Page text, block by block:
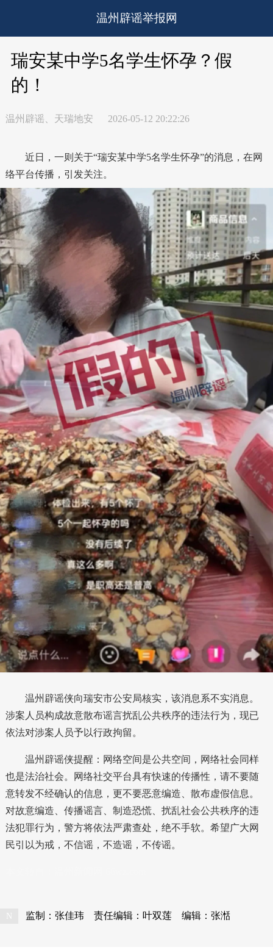
温州辟谣举报网
瑞安某中学5名学生怀孕？假
的！
温州辟谣、天瑞地安 2026-05-12 20:22:26
近日，一则关于“瑞安某中学5名学生怀孕”的消息，在网
络平台传播，引发关注。
温州辟谣侠向瑞安市公安局核实， 该消息系不实消息 。
涉案人员构成故意散布谣言扰乱公共秩序的违法行为，现已
依法对涉案人员予以行政拘留。
温州辟谣侠提醒：网络空间是公共空间，网络社会同样
也是法治社会。网络社交平台具有快速的传播性，请不要随
意转发不经确认的信息，更不要恶意编造、散布虚假信息。
对故意编造、传播谣言、制造恐慌、扰乱社会公共秩序的违
法犯罪行为，警方将依法严肃查处，绝不手软。希望广大网
民引以为戒，不信谣，不造谣，不传谣。
N 监制：张佳玮 责任编辑：叶双莲 编辑：张湉